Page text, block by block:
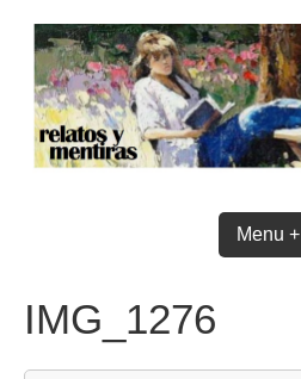
content
Menu +
IMG_1276